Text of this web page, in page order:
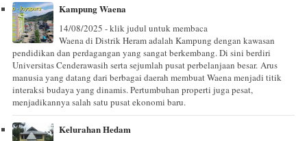
Kampung Waena
14/08/2025 - klik judul untuk membaca
Waena di Distrik Heram adalah Kampung dengan kawasan
pendidikan dan perdagangan yang sangat berkembang. Di sini berdiri
Universitas Cenderawasih serta sejumlah pusat perbelanjaan besar. Arus
manusia yang datang dari berbagai daerah membuat Waena menjadi titik
interaksi budaya yang dinamis. Pertumbuhan properti juga pesat,
menjadikannya salah satu pusat ekonomi baru.
Kelurahan Hedam